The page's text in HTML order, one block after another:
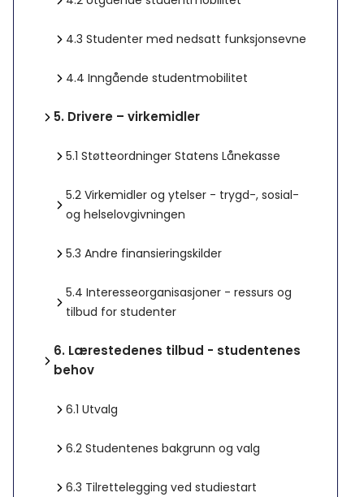
4.3 Studenter med nedsatt funksjonsevne
4.4 Inngående studentmobilitet
5. Drivere – virkemidler
5.1 Støtteordninger Statens Lånekasse
5.2 Virkemidler og ytelser - trygd-, sosial-
og helselovgivningen
5.3 Andre finansieringskilder
5.4 Interesseorganisasjoner - ressurs og
tilbud for studenter
6. Lærestedenes tilbud - studentenes
behov
6.1 Utvalg
6.2 Studentenes bakgrunn og valg
6.3 Tilrettelegging ved studiestart